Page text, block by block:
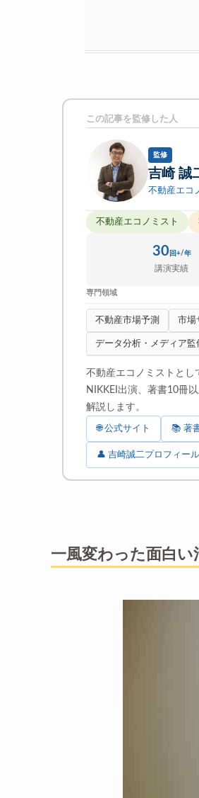
この記事を監修した人
監修
吉崎 誠
不動産エコ
不動産エコノミスト
30 回+/年
講演実績
専門領域
不動産市場予測 市場
データ分析・メディア監
不動産エコノミストとし
NIKKEI出演、著書10冊
解説します。
🌐 公式サイト 📚 著
👤 吉崎誠二プロフィール
一風変わった面白い